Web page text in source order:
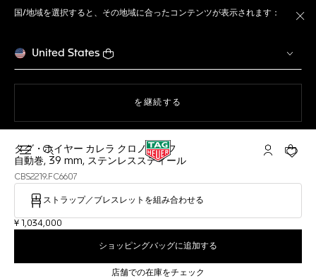
国/地域を選択すると、その地域に合ったコンテンツが表示されます：
United States
ウェブサイト上のナビゲーション
を継続する
検索画面を開く マイ タグ・
ショ
タグ・ホイヤー カレラ クロノグラフ
自動巻, 39 mm, ステンレススティール
CBS2219.FC6607
ストラップ／ブレスレットを組み合わせる
¥ 1,034,000
ショッピングバッグに追加する
店舗での在庫をチェック